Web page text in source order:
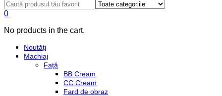
0
No products in the cart.
Noutăți
Machiaj
Față
BB Cream
CC Cream
Fard de obraz